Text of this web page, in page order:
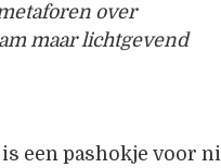
over
maar lichtgevend
een pashokje voor